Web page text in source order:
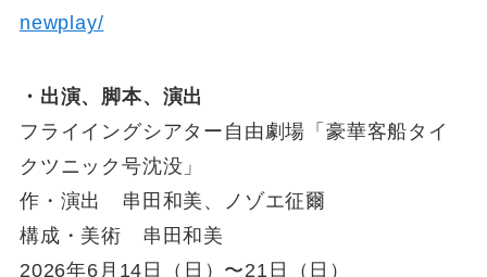
newplay/
・出演、脚本、演出
フライイングシアター自由劇場「豪華客船タイ
クツニック号沈没」
作・演出 串田和美、ノゾエ征爾
構成・美術 串田和美
2026年6月14日（日）〜21日（日）